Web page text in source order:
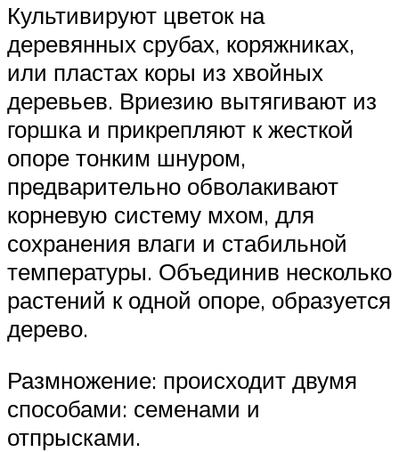
Культивируют цветок на
деревянных срубах, коряжниках,
или пластах коры из хвойных
деревьев. Вриезию вытягивают из
горшка и прикрепляют к жесткой
опоре тонким шнуром,
предварительно обволакивают
корневую систему мхом, для
сохранения влаги и стабильной
температуры. Объединив несколько
растений к одной опоре, образуется
дерево.
Размножение: происходит двумя
способами: семенами и
отпрысками.